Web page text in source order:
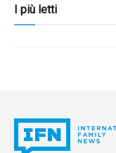
I più letti